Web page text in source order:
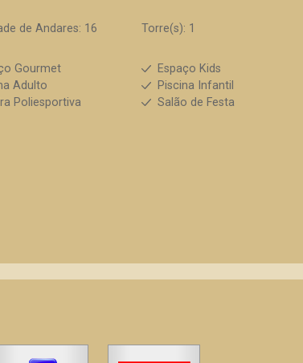
de Andares: 16
Torre(s): 1
Gourmet
Espaço Kids
Adulto
Piscina Infantil
Poliesportiva
Salão de Festa